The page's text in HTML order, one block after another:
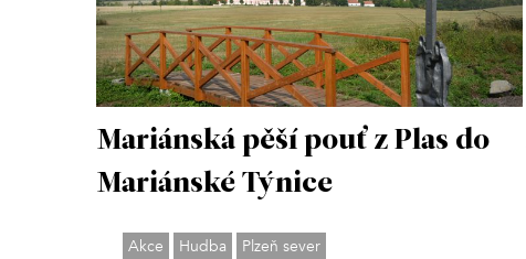
Mariánská pěší pouť z Plas do
Mariánské Týnice
Akce Hudba Plzeň sever